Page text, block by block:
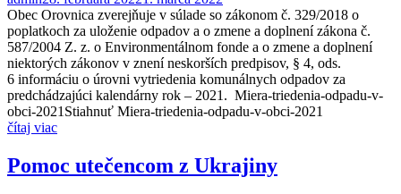
Obec Orovnica zverejňuje v súlade so zákonom č. 329/2018 o
poplatkoch za uloženie odpadov a o zmene a doplnení zákona č.
587/2004 Z. z. o Environmentálnom fonde a o zmene a doplnení
niektorých zákonov v znení neskorších predpisov, § 4, ods.
6 informáciu o úrovni vytriedenia komunálnych odpadov za
predchádzajúci kalendárny rok – 2021. Miera-triedenia-odpadu-v-
obci-2021Stiahnuť Miera-triedenia-odpadu-v-obci-2021
čítaj viac
Pomoc utečencom z Ukrajiny